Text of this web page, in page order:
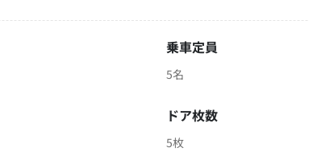
乗車定員
5名
ドア枚数
5枚